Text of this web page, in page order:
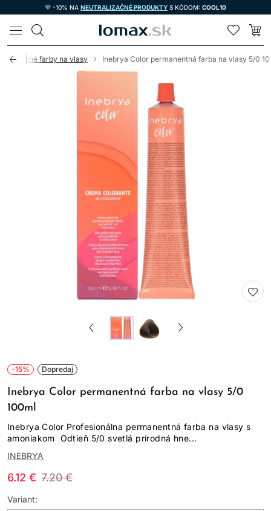
💜 -10% NA NEUTRALIZAČNÉ PRODUKTY S KÓDOM: COOL10
LOMAX
farby na vlasy Inebrya Color permanentná farba na vlasy 5/0
-15% Dopredaj
Inebrya Color permanentná farba na vlasy 5/0
100ml
Inebrya Color Profesionálna permanentná farba na vlasy s
amoniakom Odtieň 5/0 svetlá prírodná hne...
INEBRYA
7.20 €
6.12 €
Variant: